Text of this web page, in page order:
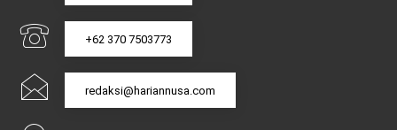
+62 370 7503773
redaksi@hariannusa.com